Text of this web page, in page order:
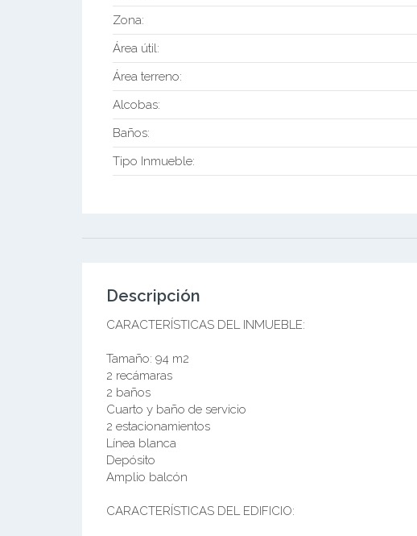
Zona:
Área útil:
Área terreno:
Alcobas:
Baños:
Tipo Inmueble:
Descripción
CARACTERÍSTICAS DEL INMUEBLE:
Tamaño: 94 m2
2 recámaras
2 baños
Cuarto y baño de servicio
2 estacionamientos
Línea blanca
Depósito
Amplio balcón
CARACTERÍSTICAS DEL EDIFICIO: